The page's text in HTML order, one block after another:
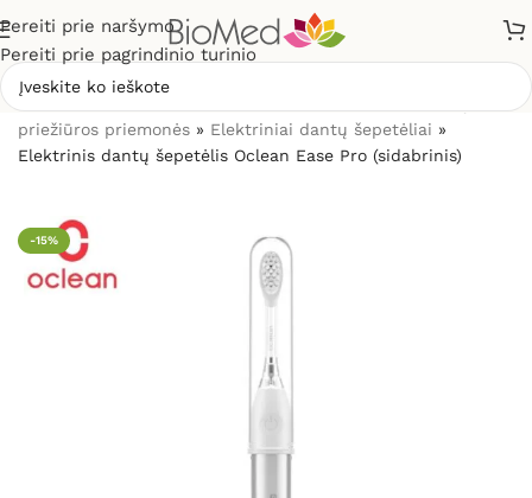
Pereiti prie naršymo
Pereiti prie pagrindinio turinio
priežiūros priemonės » Elektriniai dantų šepetėliai »
Elektrinis dantų šepetėlis Oclean Ease Pro (sidabrinis)
-15%